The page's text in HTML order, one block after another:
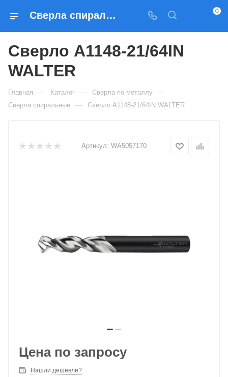
Сверла спиральные Сверло A1148-21/64IN WALTER — купить по выгодным ценам в Москве 0
Сверло A1148-21/64IN
WALTER
Главная — Каталог — Сверла по металлу —
Сверла спиральные — Сверло A1148-21/64IN WALTER
Артикул: WA5057170
Цена по запросу
Нашли дешевле?